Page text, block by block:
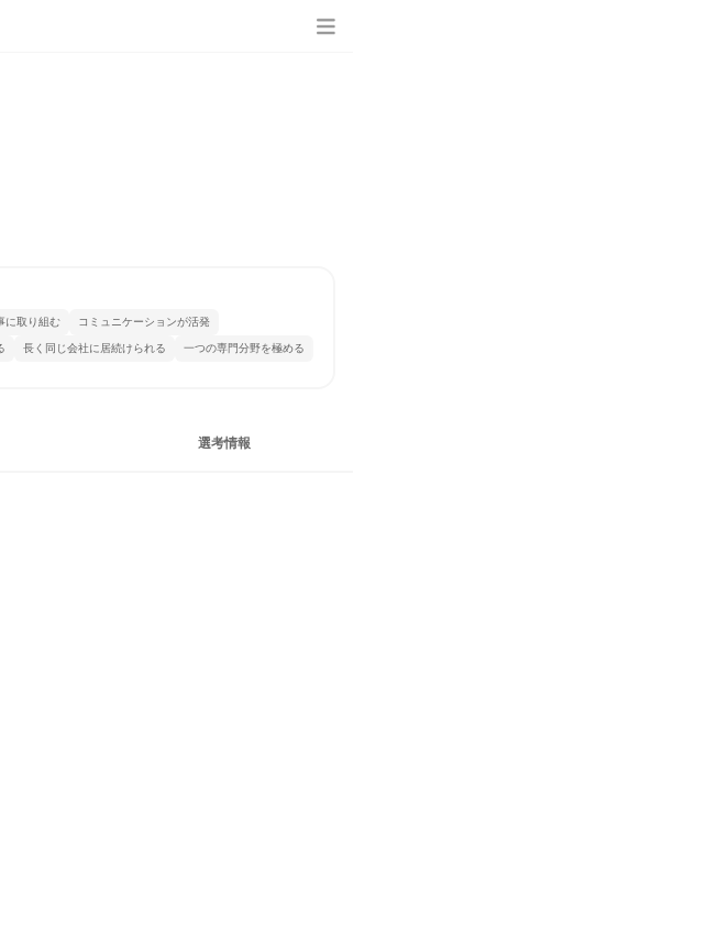
に取り組む コミュニケーションが活発
長く同じ会社に居続けられる 一つの専門分野を極める
選考情報